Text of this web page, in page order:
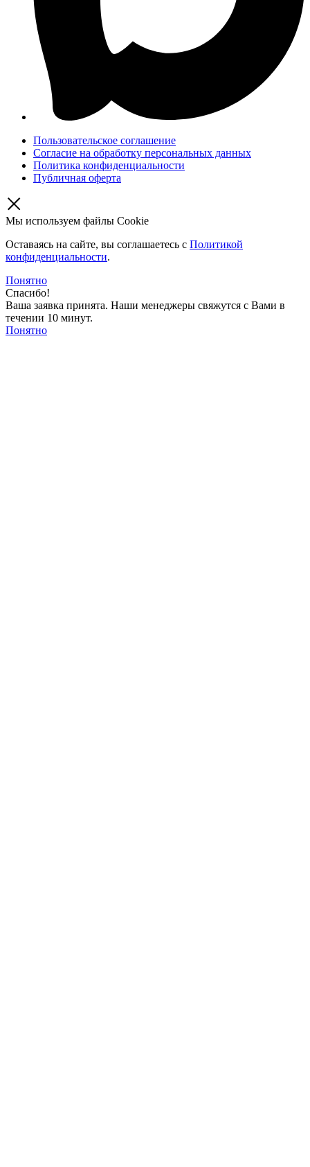
Пользовательское соглашение
Согласие на обработку персональных данных
Политика конфиденциальности
Публичная оферта
Мы используем файлы Cookie
Оставаясь на сайте, вы соглашаетесь c Политикой
конфиденциальности.
Понятно
Спасибо!
Ваша заявка принята. Наши менеджеры свяжутся с Вами в
течении 10 минут.
Понятно